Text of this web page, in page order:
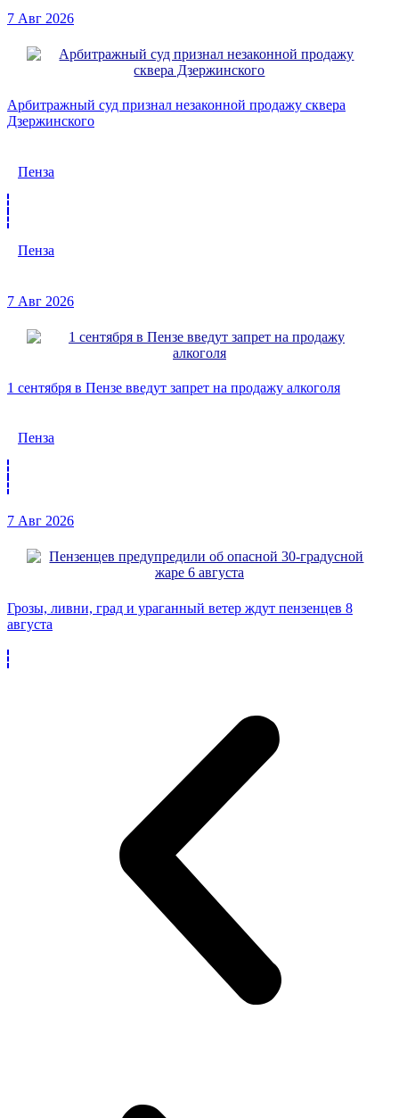
7 Авг 2026
Арбитражный суд признал незаконной продажу сквера
Дзержинского
Пенза
Пенза
7 Авг 2026
1 сентября в Пензе введут запрет на продажу алкоголя
Пенза
7 Авг 2026
Грозы, ливни, град и ураганный ветер ждут пензенцев 8
августа